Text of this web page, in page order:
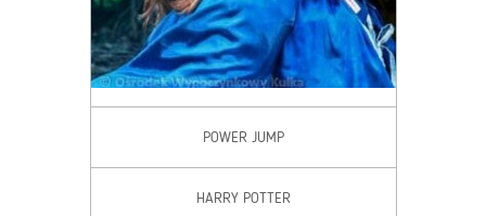
POWER JUMP
HARRY POTTER